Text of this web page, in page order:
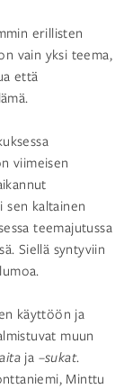
erillisten
vain yksi teema,
että
viimeisen
sen kaltainen
teemajutussa
Siellä syntyviin
käyttöön ja
muun
ja –sukat.
Minttu